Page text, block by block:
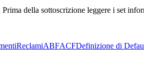
della sottoscrizione leggere i set
ReclamiABFACFDefinizione di